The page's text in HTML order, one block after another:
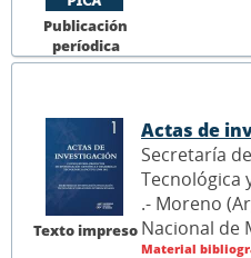
Publicación
períodica
Texto impreso
Actas de
Secretaría
Tecnológica
.- Moreno
Nacional de
Material